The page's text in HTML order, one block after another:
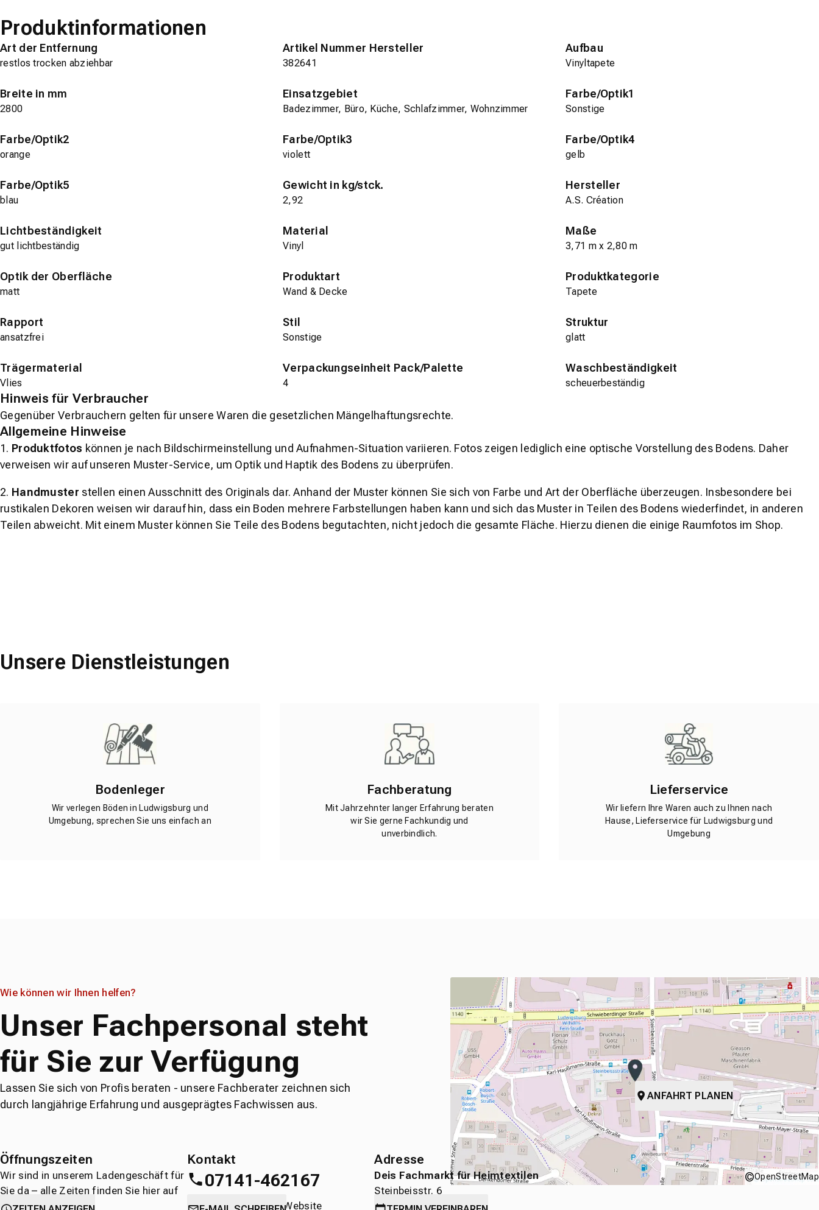
Produktinformationen
Art der Entfernung
restlos trocken abziehbar
Artikel Nummer Hersteller
382641
Aufbau
Vinyltapete
Breite in mm
2800
Einsatzgebiet
Badezimmer, Büro, Küche, Schlafzimmer, Wohnzimmer
Farbe/Optik1
Sonstige
Farbe/Optik2
orange
Farbe/Optik3
violett
Farbe/Optik4
gelb
Farbe/Optik5
blau
Gewicht in kg/stck.
2,92
Hersteller
A.S. Création
Lichtbeständigkeit
gut lichtbeständig
Material
Vinyl
Maße
3,71 m x 2,80 m
Optik der Oberfläche
matt
Produktart
Wand & Decke
Produktkategorie
Tapete
Rapport
ansatzfrei
Stil
Sonstige
Struktur
glatt
Trägermaterial
Vlies
Verpackungseinheit Pack/Palette
4
Waschbeständigkeit
scheuerbeständig
Hinweis für Verbraucher
Gegenüber Verbrauchern gelten für unsere Waren die gesetzlichen Mängelhaftungsrechte.
Allgemeine Hinweise
1. Produktfotos können je nach Bildschirmeinstellung und Aufnahmen-Situation variieren. Fotos zeigen lediglich eine optische Vorstellung des Bodens. Daher
verweisen wir auf unseren Muster-Service, um Optik und Haptik des Bodens zu überprüfen.
2. Handmuster stellen einen Ausschnitt des Originals dar. Anhand der Muster können Sie sich von Farbe und Art der Oberfläche überzeugen. Insbesondere bei
rustikalen Dekoren weisen wir darauf hin, dass ein Boden mehrere Farbstellungen haben kann und sich das Muster in Teilen des Bodens wiederfindet, in anderen
Teilen abweicht. Mit einem Muster können Sie Teile des Bodens begutachten, nicht jedoch die gesamte Fläche. Hierzu dienen die einige Raumfotos im Shop.
Unsere Dienstleistungen
Bodenleger
Wir verlegen Böden in Ludwigsburg und
Umgebung, sprechen Sie uns einfach an
Fachberatung
Mit Jahrzehnter langer Erfahrung beraten
wir Sie gerne Fachkundig und
unverbindlich.
Lieferservice
Wir liefern Ihre Waren auch zu Ihnen nach
Hause, Lieferservice für Ludwigsburg und
Umgebung
Wie können wir Ihnen helfen?
Unser Fachpersonal steht
für Sie zur Verfügung
Lassen Sie sich von Profis beraten - unsere Fachberater zeichnen sich
durch langjährige Erfahrung und ausgeprägtes Fachwissen aus.
Öffnungszeiten
Wir sind in unserem Ladengeschäft für
Sie da – alle Zeiten finden Sie hier auf
einen Blick.
Kontakt
07141-462167
oderdirekt über die Website
Adresse
Deis Fachmarkt für Heimtextilen
Steinbeisstr. 6
71636 Ludwigsburg
ANFAHRT PLANEN
©OpenStreetMap